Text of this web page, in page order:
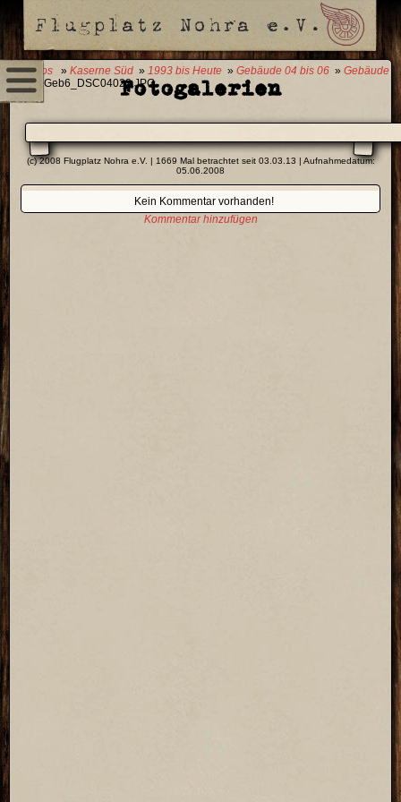
0 Fotos » Kaserne Süd » 1993 bis Heute » Gebäude 04 bis 06 » Gebäude
06» Geb6_DSC04022.JPGFotogalerien
(c) 2008 Flugplatz Nohra e.V. | 1669 Mal betrachtet seit 03.03.13 | Aufnahmedatum:
05.06.2008
Kein Kommentar vorhanden!
Kommentar hinzufügen